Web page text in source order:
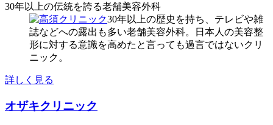
30年以上の伝統を誇る老舗美容外科
30年以上の歴史を持ち、テレビや雑
誌などへの露出も多い老舗美容外科。日本人の美容整
形に対する意識を高めたと言っても過言ではないクリ
ニック。
詳しく見る
オザキクリニック